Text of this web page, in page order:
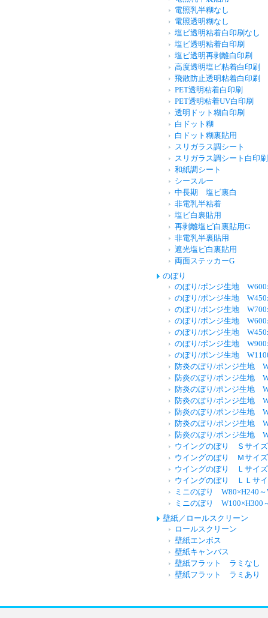
電照乳半糊なし
電照透明糊なし
塩ビ透明粘着白印刷なし
塩ビ透明粘着白印刷
塩ビ透明再剥離白印刷
高度透明塩ビ粘着白印刷
飛散防止透明粘着白印刷
PET透明粘着白印刷
PET透明粘着UV白印刷
透明ドット糊白印刷
白ドット糊
白ドット糊裏貼用
スリガラス調シート
スリガラス調シート白印刷
和紙調シート
シースルー
中長期 塩ビ裏白
非電乳半粘着
塩ビ白裏貼用
再剥離塩ビ白裏貼用G
非電乳半裏貼用
遮光塩ビ白裏貼用
両面ステッカーG
のぼり
のぼり/ポンジ生地
のぼり/ポンジ生地
のぼり/ポンジ生地
のぼり/ポンジ生地
のぼり/ポンジ生地
のぼり/ポンジ生地
のぼり/ポンジ生地
防炎のぼり/ポンジ生地
防炎のぼり/ポンジ生地
防炎のぼり/ポンジ生地
防炎のぼり/ポンジ生地
防炎のぼり/ポンジ生地
防炎のぼり/ポンジ生地
防炎のぼり/ポンジ生地
ウイングのぼり Ｓサイ
ウイングのぼり Ｍサイ
ウイングのぼり Ｌサイ
ウイングのぼり ＬＬサ
ミニのぼり W80×H240～
ミニのぼり W100×H300
壁紙／ロールスクリーン
ロールスクリーン
壁紙エンボス
壁紙キャンバス
壁紙フラット ラミなし
壁紙フラット ラミあり